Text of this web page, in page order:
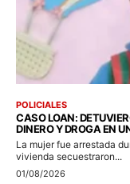
POLICIALES
CASO LOAN:
DINERO Y DROGA EN
La mujer fue arrestada
vivienda secuestraron...
01/08/2026